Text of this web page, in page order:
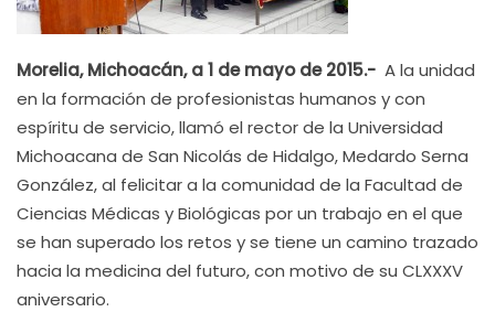
Morelia, Michoacán, a 1 de mayo de 2015.- A la unidad
en la formación de profesionistas humanos y con
espíritu de servicio, llamó el rector de la Universidad
Michoacana de San Nicolás de Hidalgo, Medardo Serna
González, al felicitar a la comunidad de la Facultad de
Ciencias Médicas y Biológicas por un trabajo en el que
se han superado los retos y se tiene un camino trazado
hacia la medicina del futuro, con motivo de su CLXXXV
aniversario.